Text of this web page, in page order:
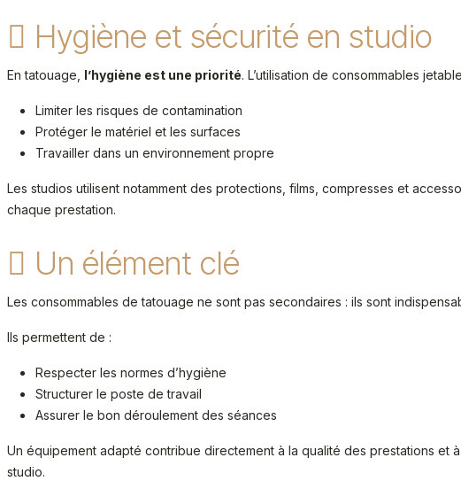
Hygiène et sécurité en studio
En tatouage, l’hygiène est une priorité. L’utilisation de consommables
Limiter les risques de contamination
Protéger le matériel et les surfaces
Travailler dans un environnement propre
Les studios utilisent notamment des protections, films, compresses et
chaque prestation.
Un élément clé
Les consommables de tatouage ne sont pas secondaires : ils sont
Ils permettent de :
Respecter les normes d’hygiène
Structurer le poste de travail
Assurer le bon déroulement des séances
Un équipement adapté contribue directement à la qualité des prestations et
studio.